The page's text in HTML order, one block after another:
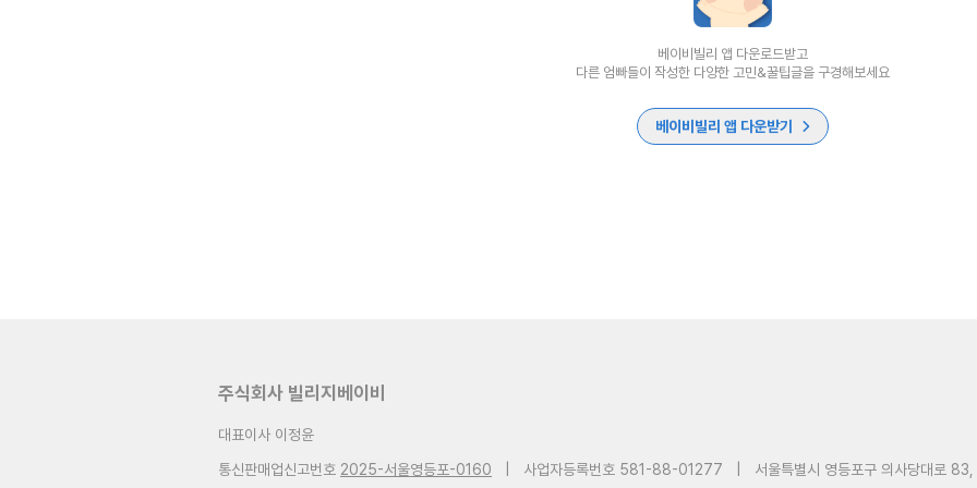
베이비빌리 앱 다운로드받고
다른 엄빠들이 작성한 다양한 고민&꿀팁글을 구경해보세요
베이비빌리 앱 다운받기
주식회사 빌리지베이비
대표이사 이정윤
통신판매업신고번호 2025-서울영등포-0160 사업자등록번호 581-88-01277 서울특별시 영등포구 의사당대로